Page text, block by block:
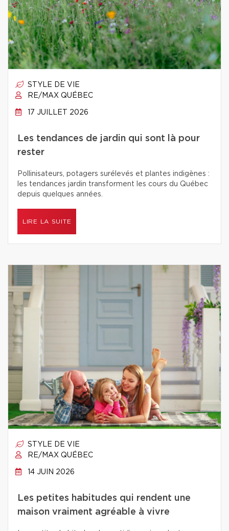
STYLE DE VIE
RE/MAX QUÉBEC
17 JUILLET 2026
Les tendances de jardin qui sont là pour
rester
Pollinisateurs, potagers surélevés et plantes indigènes :
les tendances jardin transforment les cours du Québec
depuis quelques années.
LIRE LA SUITE
STYLE DE VIE
RE/MAX QUÉBEC
14 JUIN 2026
Les petites habitudes qui rendent une
maison vraiment agréable à vivre